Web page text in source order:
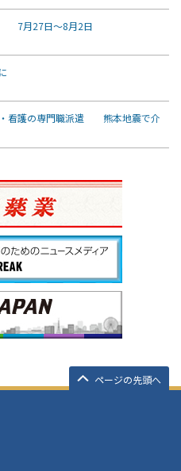
7月27日～8月2日
・看護の専門職派遣 熊本地震で介
ページの先頭へ